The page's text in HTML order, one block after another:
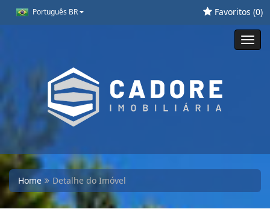
Português BR Favoritos (0)
Home Detalhe do Imóvel